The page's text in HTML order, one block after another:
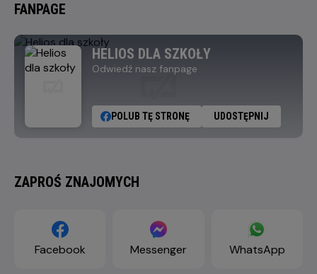
FANPAGE
HELIOS DLA SZKOŁY
Odwiedź nasz fanpage
POLUB TĘ STRONĘ UDOSTĘPNIJ
ZAPROŚ ZNAJOMYCH
Facebook Messenger WhatsApp